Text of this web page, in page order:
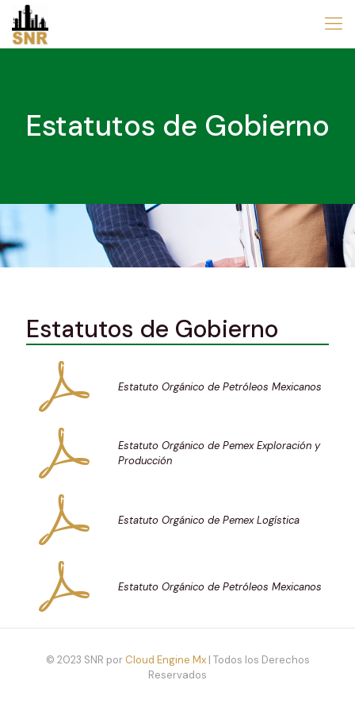
Estatutos de Gobierno
Estatutos de Gobierno
Estatuto Orgánico de Petróleos Mexicanos
Estatuto Orgánico de Pemex Exploración y
Producción
Estatuto Orgánico de Pemex Logística
Estatuto Orgánico de Petróleos Mexicanos
© 2023 SNR por Cloud Engine Mx| Todos los Derechos
Reservados